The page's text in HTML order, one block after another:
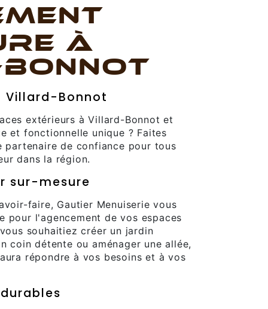
À
Villard-Bonnot
extérieurs à Villard-Bonnot et
et fonctionnelle unique ? Faites
partenaire de confiance pour tous
dans la région.
sur-mesure
faire, Gautier Menuiserie vous
pour l'agencement de vos espaces
souhaitiez créer un jardin
coin détente ou aménager une allée,
répondre à vos besoins et à vos